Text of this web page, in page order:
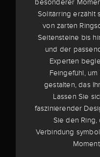
besonderer
Solitärring erzählt
von zarten
Seitensteine bis
und der
Experten
Feingefühl,
gestalten, das
Lassen Sie
faszinierender
Sie den
Verbindung